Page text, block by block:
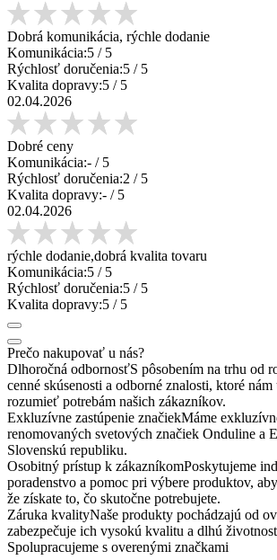
Dobrá komunikácia, rýchle dodanie
Komunikácia:5 / 5
Rýchlosť doručenia:5 / 5
Kvalita dopravy:5 / 5
02.04.2026
Dobré ceny
Komunikácia:- / 5
Rýchlosť doručenia:2 / 5
Kvalita dopravy:- / 5
02.04.2026
rýchle dodanie,dobrá kvalita tovaru
Komunikácia:5 / 5
Rýchlosť doručenia:5 / 5
Kvalita dopravy:5 / 5
Prečo nakupovať u nás?
Dlhoročná odbornosťS pôsobením na trhu od
cenné skúsenosti a odborné znalosti, ktoré
rozumieť potrebám našich zákazníkov.
Exkluzívne zastúpenie značiekMáme
renomovaných svetových značiek Onduline a
Slovenskú republiku.
Osobitný prístup k zákazníkomPoskytujeme
poradenstvo a pomoc pri výbere produktov,
že získate to, čo skutočne potrebujete.
Záruka kvalityNaše produkty pochádzajú od
zabezpečuje ich vysokú kvalitu a dlhú
Spolupracujeme s overenými značkami